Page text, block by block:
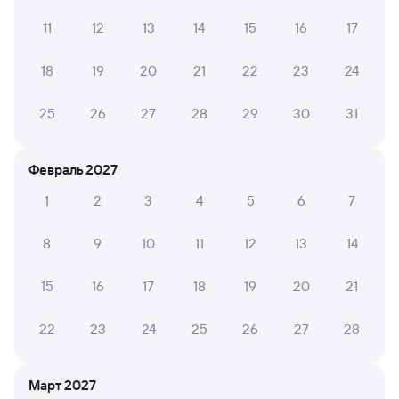
04 августа 2026 • Поезд 001Э «Россия»
10
04 августа 2026 • Поезд 001Э «Россия»
Очень хороший поезд,даже душ есть!
10
04 августа 2026 • Поезд 009Н
туалете чисто. Нам понравился.
11 12 13 14 15 16 17
18 19 20 21 22 23 24
25 26 27 28 29 30 31
Февраль 2027
1
2 3 4 5 6 7
8 9 10 11 12 13 14
15 16 17 18 19 20 21
22 23 24 25 26 27 28
Март 2027